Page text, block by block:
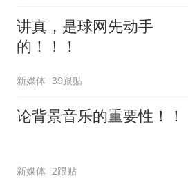
讲真，是球网先动手
的！！！
新媒体 39跟贴
论背景音乐的重要性！！
新媒体 2跟贴